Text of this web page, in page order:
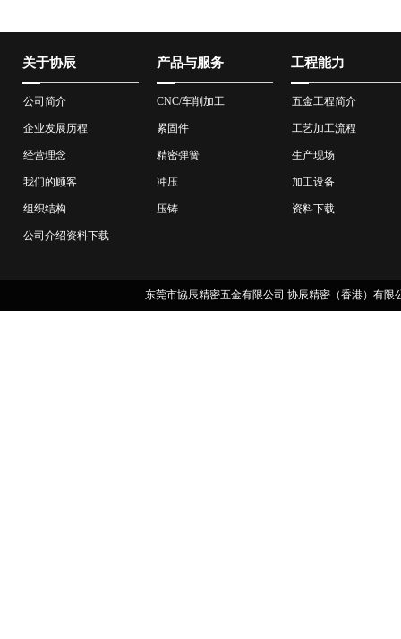
关于协辰
公司简介
企业发展历程
经营理念
我们的顾客
组织结构
公司介绍资料下载
产品与服务
CNC/车削加工
紧固件
精密弹簧
冲压
压铸
工程能力
五金工程简介
工艺加工流程
生产现场
加工设备
资料下载
东莞市協辰精密五金有限公司 协辰精密（香港）有